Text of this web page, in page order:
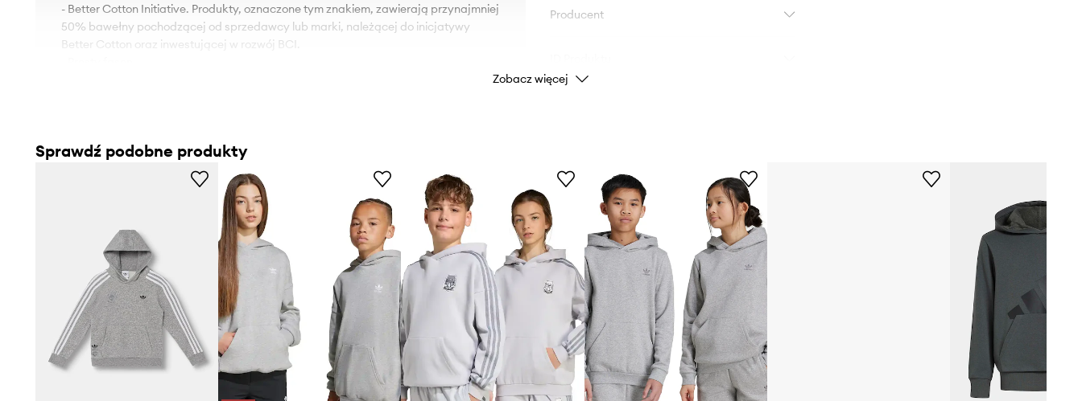
- Better Cotton Initiative. Produkty, oznaczone tym znakiem, zawierają przynajmniej
50% bawełny pochodzącej od sprzedawcy lub marki, należącej do inicjatywy
Better Cotton oraz inwestującej w rozwój BCI.
- Długość: 55 cm.
- Szerokość pod pachami: 37 cm.
- Wymiary podane dla wzrostu: 128 cm.
Producent
Zobacz więcej
Sprawdź podobne produkty